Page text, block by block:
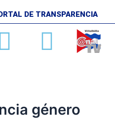
DE TRANSPARENCIA
Youtube
género